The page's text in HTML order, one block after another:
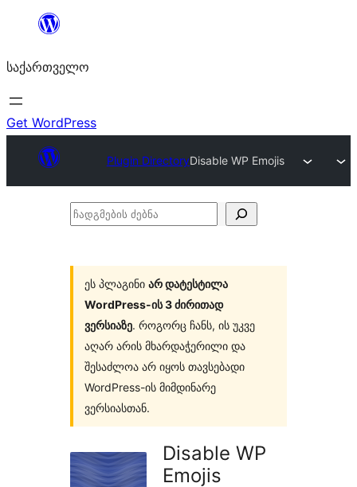
შიგთავსზე
საქართველო
Get WordPress
Plugin DirectoryDisable WP Emojis
ჩადგმების
ეს პლაგინი არ დატესტილა
WordPress-ის 3 ძირითად
ვერსიაზე. როგორც ჩანს, ის უკვე
აღარ არის მხარდაჭერილი და
შესაძლოა არ იყოს თავსებადი
WordPress-ის მიმდინარე
ვერსიასთან.
Disable WP
Emojis